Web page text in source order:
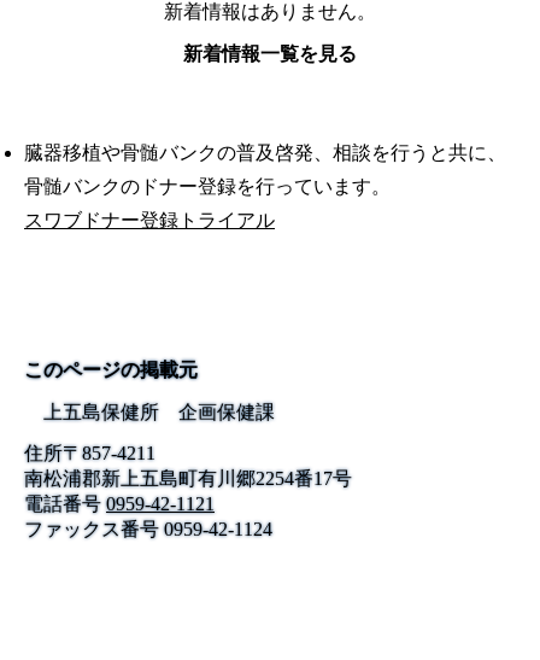
新着情報はありません。
新着情報一覧を見る
臓器移植や骨髄バンクの普及啓発、相談を行うと共に、
骨髄バンクのドナー登録を行っています。
スワブドナー登録トライアル
このページの掲載元
上五島保健所 企画保健課
住所〒857-4211
南松浦郡新上五島町有川郷2254番17号
電話番号 0959-42-1121
ファックス番号0959-42-1124